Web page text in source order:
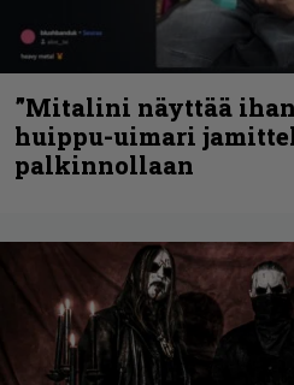
”Mitalini näyttää
huippu-uimari
palkinnollaan